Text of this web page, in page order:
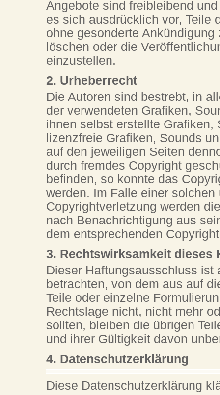
Angebote sind freibleibend
es sich ausdrücklich vor, Teile
ohne gesonderte
löschen oder die
einzustellen.
2. Urheberrecht
Die Autoren sind bestrebt, in
der verwendeten Grafiken,
ihnen selbst erstellte Grafiken,
lizenzfreie Grafiken, Sounds
auf den jeweiligen Seiten
durch fremdes Copyright
befinden, so konnte das
werden. Im Falle einer
Copyrightverletzung werden
nach Benachrichtigung aus
dem entsprechenden
3. Rechtswirksamkeit dieses
Dieser Haftungsausschluss ist
betrachten, von dem aus auf
Teile oder einzelne
Rechtslage nicht, nicht mehr
sollten, bleiben die übrigen
und ihrer Gültigkeit davon
4. Datenschutzerklärung
Diese Datenschutzerklärung